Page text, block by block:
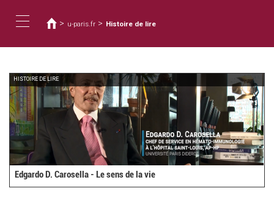
main
navigation
are
here
> u-paris.fr > Histoire de lire
HISTOIRE DE LIRE
Edgardo D. Carosella - Le sens de la vie